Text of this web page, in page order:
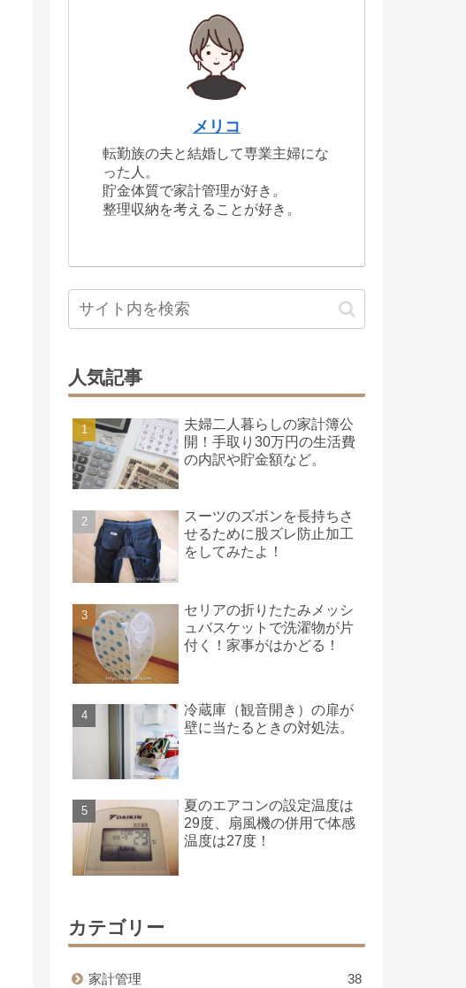
メリコ
転勤族の夫と結婚して専業主婦にな
った人。
貯金体質で家計管理が好き。
整理収納を考えることが好き。
人気記事
夫婦二人暮らしの家計簿公
開！手取り30万円の生活費
の内訳や貯金額など。
スーツのズボンを長持ちさ
せるために股ズレ防止加工
をしてみたよ！
セリアの折りたたみメッシ
ュバスケットで洗濯物が片
付く！家事がはかどる！
冷蔵庫（観音開き）の扉が
壁に当たるときの対処法。
夏のエアコンの設定温度は
29度、扇風機の併用で体感
温度は27度！
カテゴリー
家計管理 38